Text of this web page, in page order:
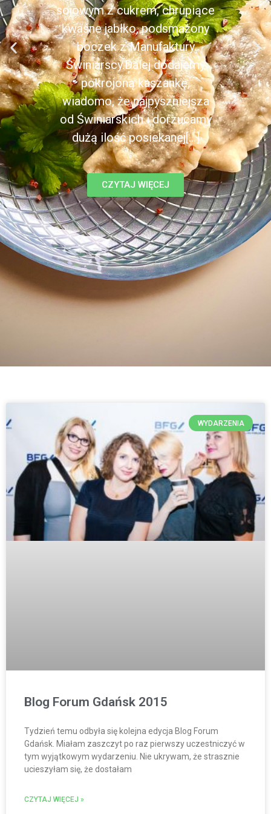
sojowym z cukrem, chrupiące
kwaśne jabłko, podsmażony
boczek z Manufaktury
Świniarscy.Dalej dodajemy
pokrojoną kaszankę,
wiadomo, że najpyszniejsza
od Świniarskich i dorzucamy
dużą ilość posiekanej[...]
CZYTAJ WIĘCEJ
WYDARZENIA
Blog Forum Gdańsk 2015
Tydzień temu odbyła się kolejna edycja Blog Forum
Gdańsk. Miałam zaszczyt po raz pierwszy uczestniczyć w
tym wyjątkowym wydarzeniu. Nie ukrywam, że strasznie
ucieszyłam się, że dostałam
CZYTAJ WIĘCEJ »